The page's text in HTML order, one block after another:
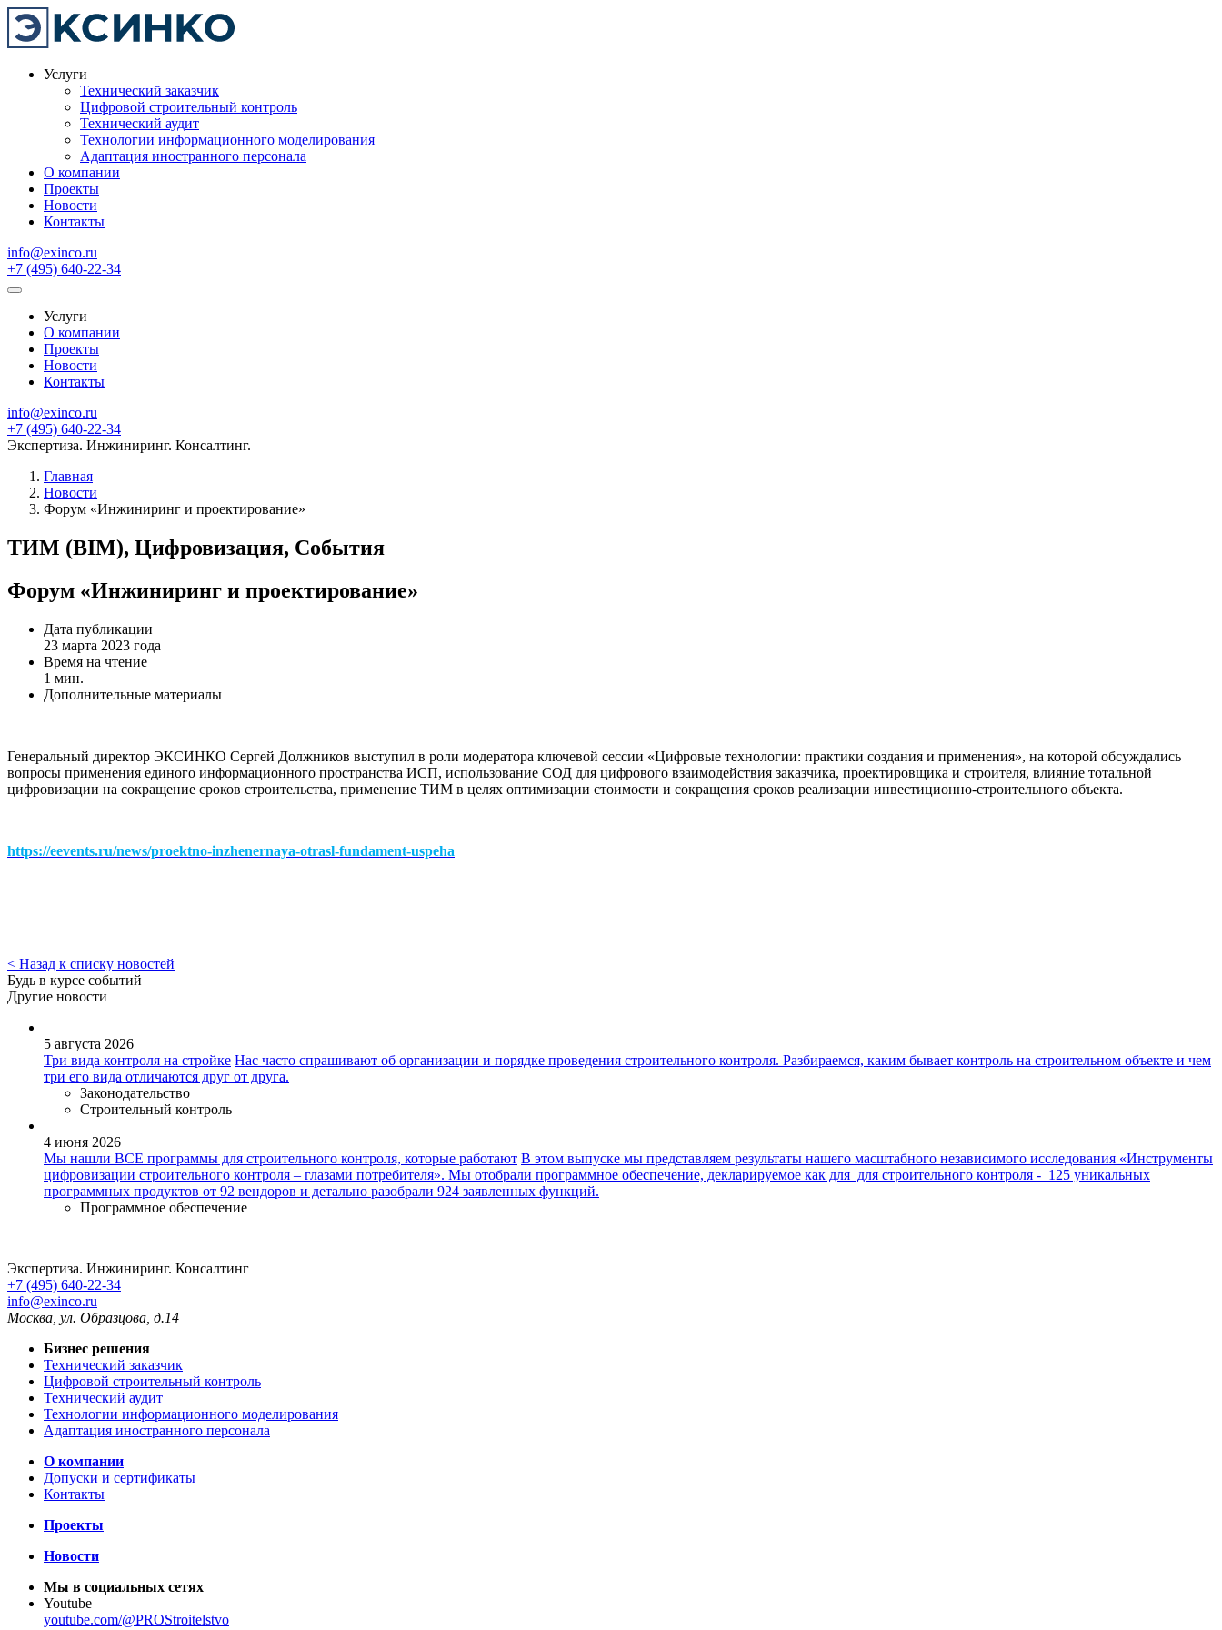
Услуги
Технический заказчик
Цифровой строительный контроль
Технический аудит
Технологии информационного моделирования
Адаптация иностранного персонала
О компании
Проекты
Новости
Контакты
info@exinco.ru
+7 (495) 640-22-34
Услуги
О компании
Проекты
Новости
Контакты
info@exinco.ru
+7 (495) 640-22-34
Экспертиза. Инжиниринг. Консалтинг.
Главная
Новости
Форум «Инжиниринг и проектирование»
ТИМ (BIM), Цифровизация, События
Форум «Инжиниринг и проектирование»
Дата публикации
23 марта 2023 года
Время на чтение
1 мин.
Дополнительные материалы
Генеральный директор ЭКСИНКО Сергей Должников выступил в роли модератора ключевой сессии «Цифровые технологии: практики создания и применения», на которой обсуждались
вопросы применения единого информационного пространства ИСП, использование СОД для цифрового взаимодействия заказчика, проектировщика и строителя, влияние тотальной
цифровизации на сокращение сроков строительства, применение ТИМ в целях оптимизации стоимости и сокращения сроков реализации инвестиционно-строительного объекта.
https://eevents.ru/news/proektno-inzhenernaya-otrasl-fundament-uspeha
< Назад к списку новостей
Будь в курсе событий
Другие новости
5 августа 2026
Три вида контроля на стройке Нас часто спрашивают об организации и порядке проведения строительного контроля. Разбираемся, каким бывает контроль на строительном объекте и чем
три его вида отличаются друг от друга.
Законодательство
Строительный контроль
4 июня 2026
Мы нашли ВСЕ программы для строительного контроля, которые работают В этом выпуске мы представляем результаты нашего масштабного независимого исследования «Инструменты
цифровизации строительного контроля – глазами потребителя». Мы отобрали программное обеспечение, декларируемое как для для строительного контроля - 125 уникальных
программных продуктов от 92 вендоров и детально разобрали 924 заявленных функций.
Программное обеспечение
Экспертиза. Инжиниринг. Консалтинг
+7 (495) 640-22-34
info@exinco.ru
Москва ул. Образцова, д.14
Бизнес решения
Технический заказчик
Цифровой строительный контроль
Технический аудит
Технологии информационного моделирования
Адаптация иностранного персонала
О компании
Допуски и сертификаты
Контакты
Проекты
Новости
Мы в социальных сетях
Youtube
youtube.com/@PROStroitelstvo